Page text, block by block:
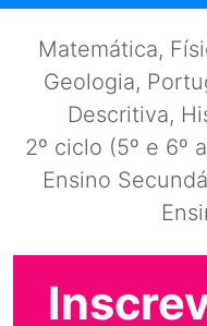
Matemática,
Geologia,
Descritiva,
2º ciclo (5º e 6º
Ensino